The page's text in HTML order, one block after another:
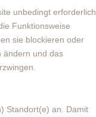
unbedingt erforderlich
Funktionsweise
sie blockieren oder
ändern und das
Standort(e) an. Damit